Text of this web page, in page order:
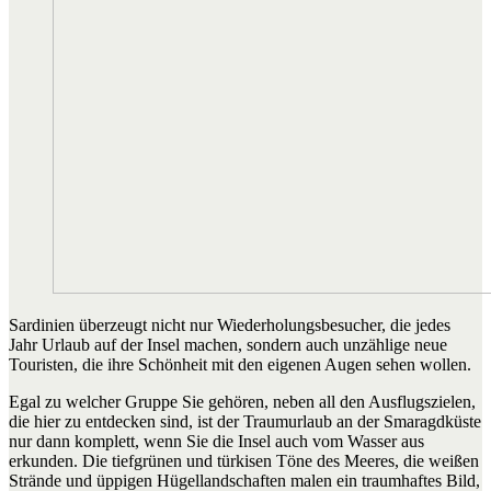
Sardinien überzeugt nicht nur Wiederholungsbesucher, die jedes
Jahr Urlaub auf der Insel machen, sondern auch unzählige neue
Touristen, die ihre Schönheit mit den eigenen Augen sehen wollen.
Egal zu welcher Gruppe Sie gehören, neben all den Ausflugszielen,
die hier zu entdecken sind, ist der Traumurlaub an der Smaragdküste
nur dann komplett, wenn Sie die Insel auch vom Wasser aus
erkunden. Die tiefgrünen und türkisen Töne des Meeres, die weißen
Strände und üppigen Hügellandschaften malen ein traumhaftes Bild,